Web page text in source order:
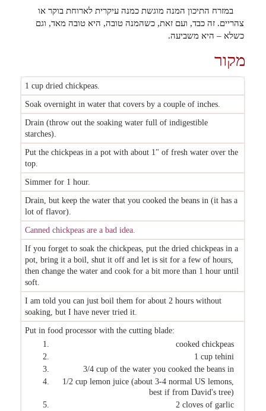
במזרח התיכון המנה מוגשת כמנה עיקרית לארוחת בוקר או
צהריים. זה כבד, ועם זאת, כשהמנה טובה, היא טובה מאד, וגם
כשלא – היא משביעה.
מקור
1 cup dried chickpeas.
Soak overnight in water that covers by a couple of inches.
Drain (throw out the soaking water full of indigestible
starches).
Put the chickpeas in a pot with about 1" of fresh water over the
top.
Simmer for 1 hour.
Drain, but keep the water that you cooked the beans in (it has a
lot of flavor).
Canned chickpeas are a bad idea.
If you forget to soak the chickpeas, put the dried chickpeas in a
pot, bring it a boil, shut it off and let is sit for a few of hours,
then change the water and cook for a bit more than 1 hour until
soft.
I am told you can just boil them for about 2 hours without
soaking, but I have never tried it.
Put in food processor with the cutting blade:
cooked chickpeas
1 cup tehini
3/4 cup of the water you cooked the beans in
1/2 cup lemon juice (about 3-4 normal US lemons,
best if from David's tree)
2 cloves of garlic